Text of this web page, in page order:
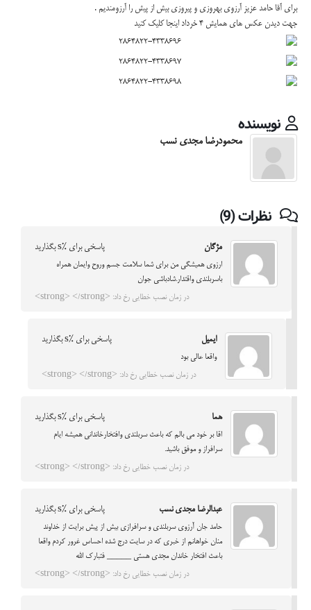
برای آقا حامد عزیز آرزوی بهروزی و پیروزی بیش از پیش را آرزومندیم .
جهت دیدن عکس های همایش ۴ خرداد
اینجا کلیک کنید
نویسنده
محمودرضا مجدی نسب
نظرات (9)
مژگان پاسخی برای %s بگذارید
ارزوی همیشگی من برای شما سلامت جسم وروح وایمان همراه
باسربلندی واقتدار.شادباشی جوان
در زمان نصب خطایی رخ داد: <strong> </strong>
ايميل پاسخی برای %s بگذارید
واقعا عالي بود
در زمان نصب خطایی رخ داد: <strong> </strong>
هما پاسخی برای %s بگذارید
اقا بر خود می بالم که باعث سربلندی وافتخار‌خاندانی همیشه ایام
سرافراز و موفق باشید.
در زمان نصب خطایی رخ داد: <strong> </strong>
عبدالرضا مجدی نسب پاسخی برای %s بگذارید
حامد جان آرزوی سربلندی و سرافرازی بیش از پیش برایت از خداوند
منان خواهانم از خبری که در سایت درج شده احساس غرور کردم واقعا
باعث افتخار خاندان مجدی هستی _____ فتبارک الله
در زمان نصب خطایی رخ داد: <strong> </strong>